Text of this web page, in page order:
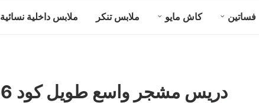
فساتين كاش مايو ملابس تنكر ملابس داخلية نسائية
دريس مشجر واسع طويل كود 0356